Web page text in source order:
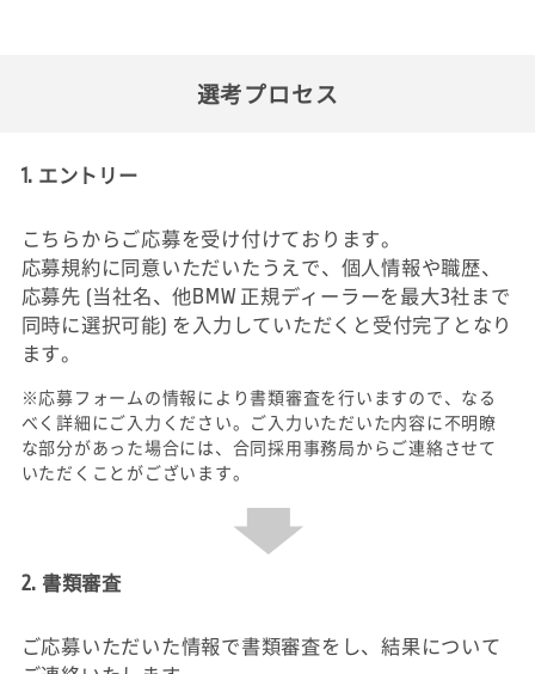
選考プロセス
1. エントリー
こちらからご応募を受け付けております。
応募規約に同意いただいたうえで、個人情報や職歴、
応募先 (当社名、他BMW 正規ディーラーを最大3社まで
同時に選択可能) を入力していただくと受付完了となり
ます。
※応募フォームの情報により書類審査を行いますので、なる
べく詳細にご入力ください。ご入力いただいた内容に不明瞭
な部分があった場合には、合同採用事務局からご連絡させて
いただくことがございます。
2. 書類審査
ご応募いただいた情報で書類審査をし、結果について